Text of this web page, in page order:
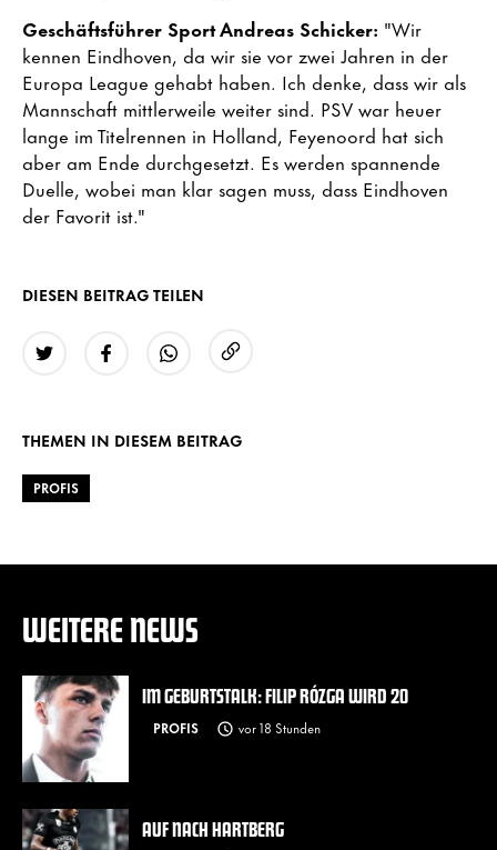
Geschäftsführer Sport Andreas Schicker: "Wir
kennen Eindhoven, da wir sie vor zwei Jahren in der
Europa League gehabt haben. Ich denke, dass wir als
Mannschaft mittlerweile weiter sind. PSV war heuer
lange im Titelrennen in Holland, Feyenoord hat sich
aber am Ende durchgesetzt. Es werden spannende
Duelle, wobei man klar sagen muss, dass Eindhoven
der Favorit ist."
DIESEN BEITRAG TEILEN
THEMEN IN DIESEM BEITRAG
PROFIS
WEITERE NEWS
IM GEBURTSTALK: FILIP RÓZGA WIRD 20
PROFIS vor 18 Stunden
AUF NACH HARTBERG